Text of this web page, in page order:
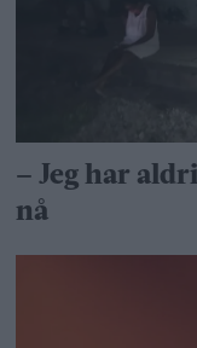
– Jeg har
nå